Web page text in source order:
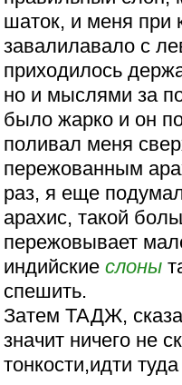
шаток, и меня при
завалилавало с
приходилось
но и мыслями за
было жарко и он
поливал меня
пережованным
раз, я еще
арахис, такой
пережовывает
индийскиеслоны
спешить.
Затем ТАДЖ,
значит ничего не
тонкости,идти